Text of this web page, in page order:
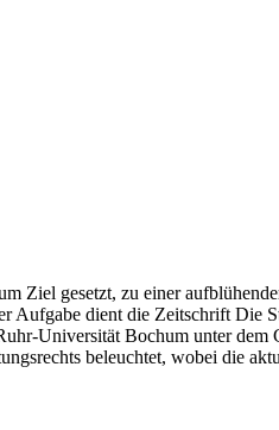
Ziel gesetzt, zu einer
dient die Zeitschrift Die
Universität Bochum unter
beleuchtet, wobei die